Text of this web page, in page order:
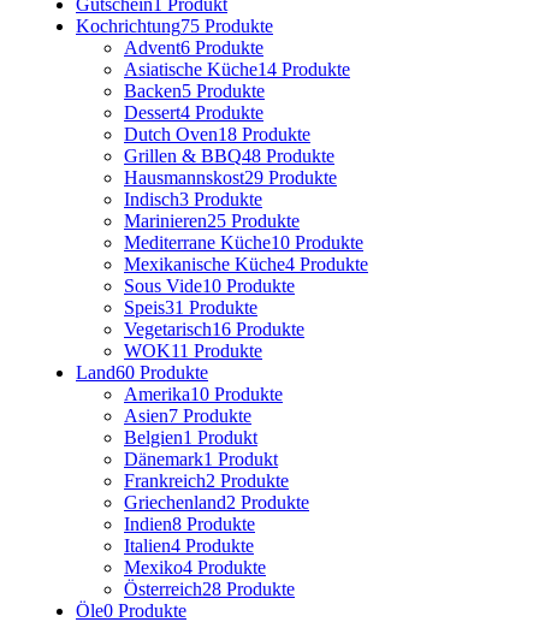
Kochrichtung75 Produkte
Advent6 Produkte
Asiatische Küche14 Produkte
Backen5 Produkte
Dessert4 Produkte
Dutch Oven18 Produkte
Grillen & BBQ48 Produkte
Hausmannskost29 Produkte
Indisch3 Produkte
Marinieren25 Produkte
Mediterrane Küche10 Produkte
Mexikanische Küche4 Produkte
Sous Vide10 Produkte
Speis31 Produkte
Vegetarisch16 Produkte
WOK11 Produkte
Land60 Produkte
Amerika10 Produkte
Asien7 Produkte
Belgien1 Produkt
Dänemark1 Produkt
Frankreich2 Produkte
Griechenland2 Produkte
Indien8 Produkte
Italien4 Produkte
Mexiko4 Produkte
Österreich28 Produkte
Öle0 Produkte